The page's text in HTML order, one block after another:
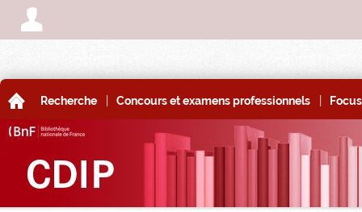
A
A Recherche | Concours et examens professionnels | Focus